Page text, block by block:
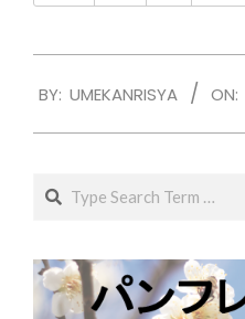
01-
BY: UMEKANRISYA ON:
Search